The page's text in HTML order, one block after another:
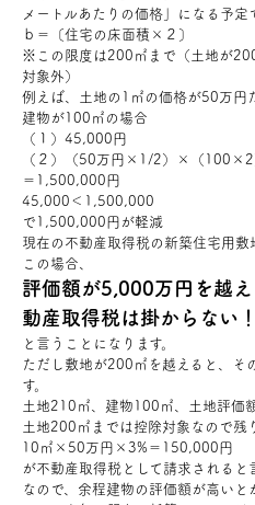
メートルあたりの価格」になる予定
ｂ＝〔住宅の床面積×２〕
※この限度は200㎡まで（土地が
対象外）
例えば、土地の1㎡の価格が50万円
建物が100㎡の場合
（１）45,000円
（２）（50万円×1/2）×（
＝1,500,000円
45,000＜1,500,000
で1,500,000円が軽減
現在の不動産取得税の新築住宅用敷
この場合、
評価額が5,000万円を越
動産取得税は掛からない！
と言うことになります。
ただし敷地が200㎡を越えると、そ
す。
土地210㎡、建物100㎡、土地評価
土地200㎡までは控除対象なので残
10㎡×50万円×3%＝150,000円
が不動産取得税として請求されると
なので、余程建物の評価額が高い